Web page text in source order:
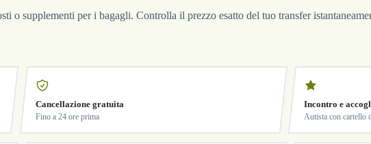
o supplementi per i bagagli. Controlla il prezzo esatto del tuo transfer
Cancellazione gratuita
Fino a 24 ore prima
Incontro e
Autista con cartello